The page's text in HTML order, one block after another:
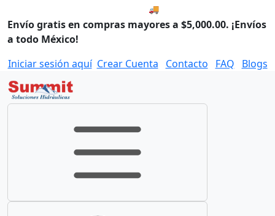
🚚 Envío el Lunes, 10 de
Envío gratis en compras mayores a $5,000.00. ¡Envíos
a todo México!
Iniciar sesión aquí Crear Cuenta Contacto FAQ Blogs